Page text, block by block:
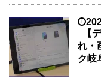
【
れ・
ク岐